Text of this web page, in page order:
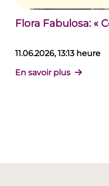
Flora Fabulosa: «
11.06.2026, 13:13 heure
En savoir plus